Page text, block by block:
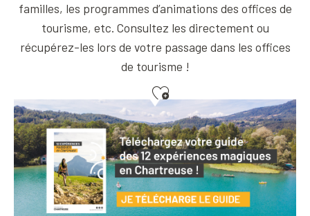
familles, les programmes d’animations des offices de
tourisme, etc. Consultez les directement ou
récupérez-les lors de votre passage dans les offices
de tourisme !
Ajouter aux favoris